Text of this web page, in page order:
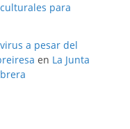
para
a pesar del
en La Junta